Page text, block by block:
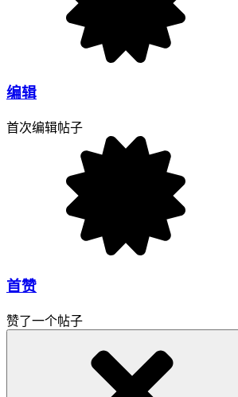
编辑
首次编辑帖子
首赞
赞了一个帖子